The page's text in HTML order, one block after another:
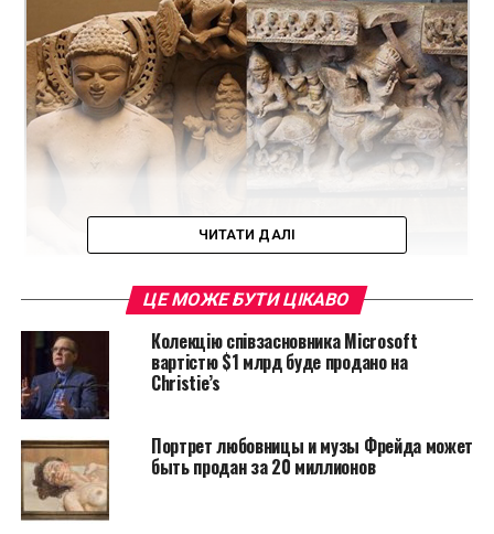
Читайте также:TEFAF Maastricht
Отметим, что похищенные статуи относились к
одному из самых ярких культурных периодов в
истории Индии. Это был период правления
могущественной династии Пала, которая владела
землями в Бихаре и Западной Бенгалии.
Индийские статуи были выставлены на Нью-
ЧИТАТИ ДАЛІ
ЦЕ МОЖЕ БУТИ ЦІКАВО
Колекцію співзасновника Microsoft
вартістю $1 млрд буде продано на
Christie’s
Портрет любовницы и музы Фрейда может
быть продан за 20 миллионов